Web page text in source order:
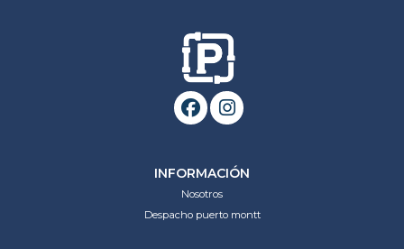
INFORMACIÓN
Nosotros
Despacho puerto montt